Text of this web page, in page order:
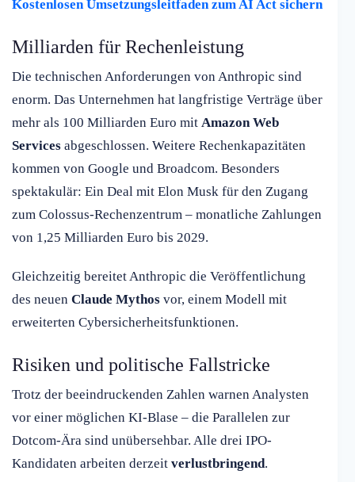
Kostenlosen Umsetzungsleitfaden zum AI Act sichern
Milliarden für Rechenleistung
Die technischen Anforderungen von Anthropic sind
enorm. Das Unternehmen hat langfristige Verträge über
mehr als 100 Milliarden Euro mit Amazon Web
Services abgeschlossen. Weitere Rechenkapazitäten
kommen von Google und Broadcom. Besonders
spektakulär: Ein Deal mit Elon Musk für den Zugang
zum Colossus-Rechenzentrum – monatliche Zahlungen
von 1,25 Milliarden Euro bis 2029.
Gleichzeitig bereitet Anthropic die Veröffentlichung
des neuen Claude Mythos vor, einem Modell mit
erweiterten Cybersicherheitsfunktionen.
Risiken und politische Fallstricke
Trotz der beeindruckenden Zahlen warnen Analysten
vor einer möglichen KI-Blase – die Parallelen zur
Dotcom-Ära sind unübersehbar. Alle drei IPO-
Kandidaten arbeiten derzeit verlustbringend.